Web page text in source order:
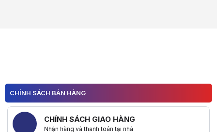
CHÍNH SÁCH BÁN HÀNG
CHÍNH SÁCH GIAO HÀNG
Nhận hàng và thanh toán tại nhà